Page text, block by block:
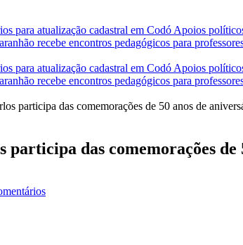
para atualização cadastral em Codó Apoios
recebe encontros pedagógicos para
para atualização cadastral em Codó Apoios
recebe encontros pedagógicos para
participa das comemorações de 50 anos de
das comemorações